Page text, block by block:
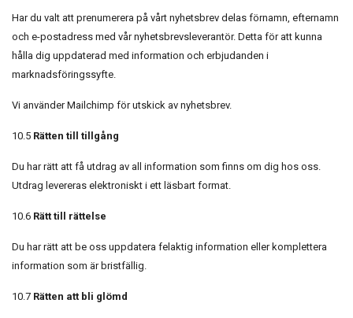
Har du valt att prenumerera på vårt nyhetsbrev delas förnamn, efternamn
och e-postadress med vår nyhetsbrevsleverantör. Detta för att kunna
hålla dig uppdaterad med information och erbjudanden i
marknadsföringssyfte.
Vi använder Mailchimp för utskick av nyhetsbrev.
10.5 Rätten till tillgång
Du har rätt att få utdrag av all information som finns om dig hos oss.
Utdrag levereras elektroniskt i ett läsbart format.
10.6 Rätt till rättelse
Du har rätt att be oss uppdatera felaktig information eller komplettera
information som är bristfällig.
10.7 Rätten att bli glömd